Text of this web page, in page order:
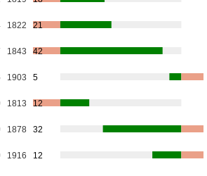
1822 21
1843 42
1903 5
1813 12
1878 32
1916 12